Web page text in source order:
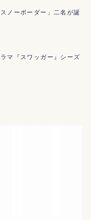
ノーボーダー」二名が誕
マ『スワッガー』シーズ